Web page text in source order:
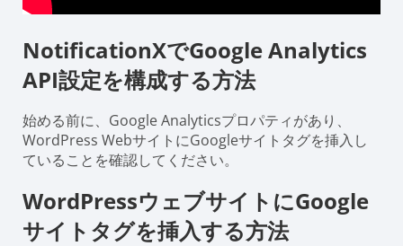
NotificationXでGoogle Analytics
API設定を構成する方法
始める前に、Google Analyticsプロパティがあり、
WordPress WebサイトにGoogleサイトタグを挿入し
ていることを確認してください。
WordPressウェブサイトにGoogle
サイトタグを挿入する方法